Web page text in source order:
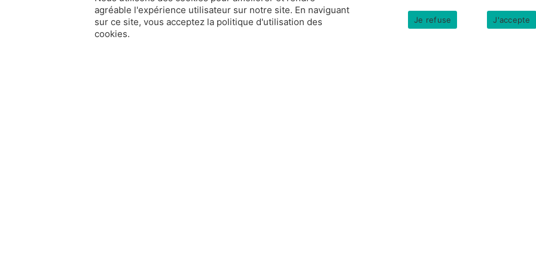
agréable l'expérience utilisateur sur notre site. En naviguant
sur ce site, vous acceptez la politique d'utilisation des
cookies.
J'accepte
Je refuse